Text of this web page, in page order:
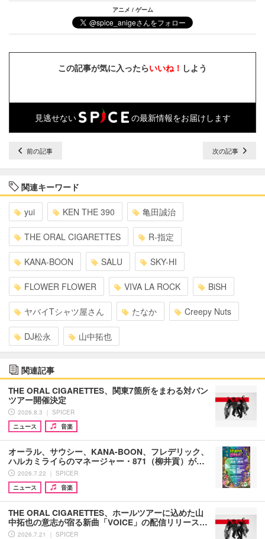
アニメ / ゲーム
この記事が気に入ったらいいね！ しよう
見逃せない の最新情報をお届けします
前の記事 次の記事
関連キーワード
yui KEN THE 390 亀田誠治
THE ORAL CIGARETTES R-指定
KANA-BOON SALU SKY-HI
FLOWER FLOWER VIVA LA ROCK BiSH
ヤバイTシャツ屋さん たなか Creepy Nuts
DJ松永 山中拓也
関連記事
THE ORAL CIGARETTES、関東7箇所をまわる対バン
ツアー開催決定
2026.8.3 ｜ SPICER
ニュース
音楽
オーラル、サウシー、KANA-BOON、フレデリック、
ハルカミライらのマネージャー・871（柳井貢）が…
2026.7.22 ｜ SPICER
ニュース
音楽
THE ORAL CIGARETTES、ホールツアーに込めた山
中拓也の意志が宿る新曲「VOICE」の配信リリース…
2026.7.21 ｜ SPICER